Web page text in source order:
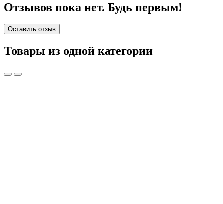
Отзывов пока нет. Будь первым!
Оставить отзыв
Товары из одной категории